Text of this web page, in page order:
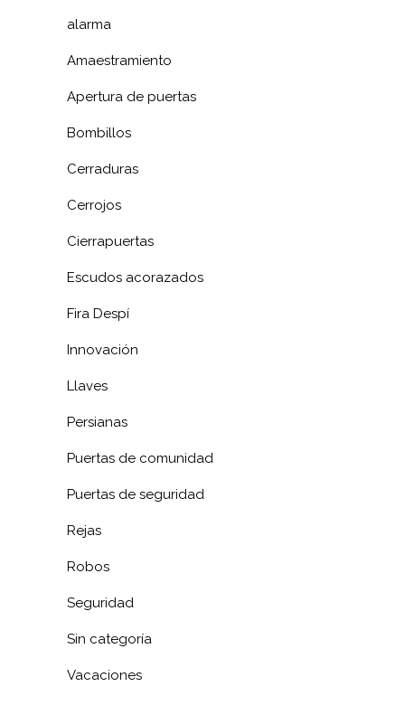
alarma
Amaestramiento
Apertura de puertas
Bombillos
Cerraduras
Cerrojos
Cierrapuertas
Escudos acorazados
Fira Despí
Innovación
Llaves
Persianas
Puertas de comunidad
Puertas de seguridad
Rejas
Robos
Seguridad
Sin categoría
Vacaciones